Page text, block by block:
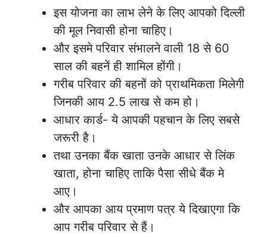
इस योजना का लाभ लेने के लिए आपको दिल्ली
की मूल निवासी होना चाहिए।
और इसमे परिवार संभालने वाली 18 से 60
साल की बहनें ही शामिल होंगी।
गरीब परिवार की बहनों को प्राथमिकता मिलेगी
जिनकी आय 2.5 लाख से कम हो।
आधार कार्ड- ये आपकी पहचान के लिए सबसे
जरूरी है।
तथा उनका बैंक खाता उनके आधार से लिंक
खाता, होना चाहिए ताकि पैसा सीधे बैंक मे
आए।
और आपका आय प्रमाण पत्र ये दिखाएगा कि
आप गरीब परिवार से हैं।